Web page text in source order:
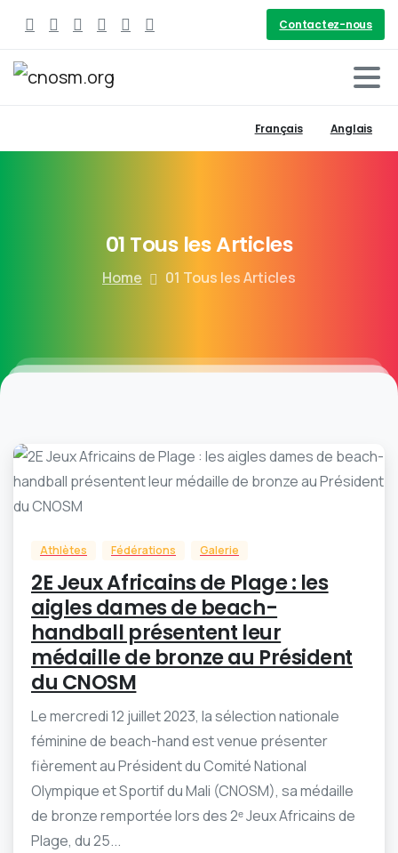
Contactez-nous
Français Anglais
01 Tous lesArticles
Home 01 Tous les Articles
0 -
Athlètes Fédérations Galerie
2E Jeux Africains de Plage : les
aigles dames de beach-
handball présentent leur
médaille de bronze au Président
du CNOSM
Le mercredi 12 juillet 2023, la sélection nationale
féminine de beach-hand est venue présenter
fièrement au Président du Comité National
Olympique et Sportif du Mali (CNOSM), sa médaille
de bronze remportée lors des 2ᵉ Jeux Africains de
Plage, du 25...